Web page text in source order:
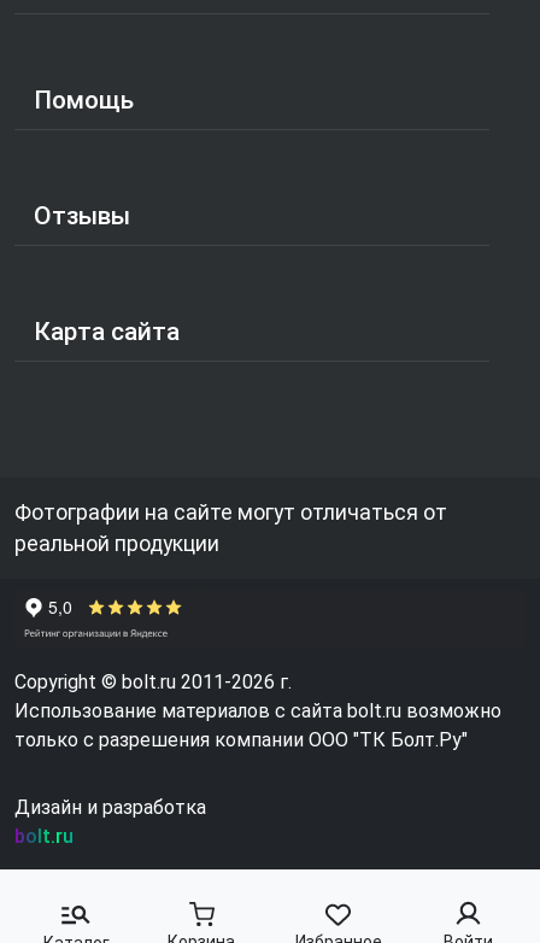
Помощь
Отзывы
Карта сайта
Фотографии на сайте могут отличаться от
реальной продукции
Copyright © bolt.ru 2011-2026 г.
Использование материалов с сайта bolt.ru возможно
только с разрешения компании ООО "ТК Болт.Ру"
Дизайн и разработка
bolt.ru